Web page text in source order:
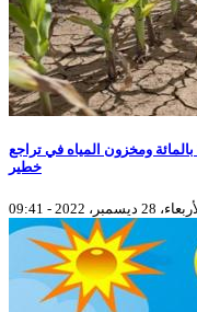
وزارة الفلاحة: نسبة إمتلاء السدود في حدود 28 بالمائة ومخزون المياه في تراجع
خطير
28 ديسمبر، 2022 - 09:41